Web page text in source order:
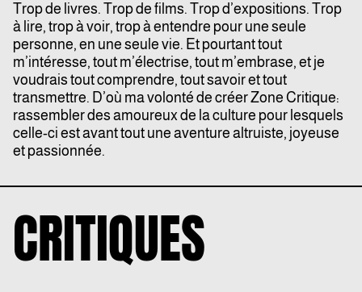
Trop de livres. Trop de films. Trop d’expositions. Trop
à lire, trop à voir, trop à entendre pour une seule
personne, en une seule vie. Et pourtant tout
m’intéresse, tout m’électrise, tout m’embrase, et je
voudrais tout comprendre, tout savoir et tout
transmettre. D’où ma volonté de créer Zone Critique:
rassembler des amoureux de la culture pour lesquels
celle-ci est avant tout une aventure altruiste, joyeuse
et passionnée.
CRITIQUES